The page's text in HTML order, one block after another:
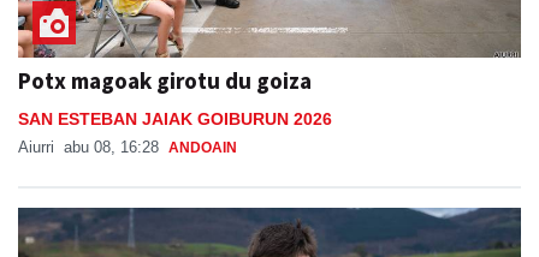
Potx magoak girotu du goiza
SAN ESTEBAN JAIAK GOIBURUN 2026
Aiurri abu 08, 16:28 ANDOAIN